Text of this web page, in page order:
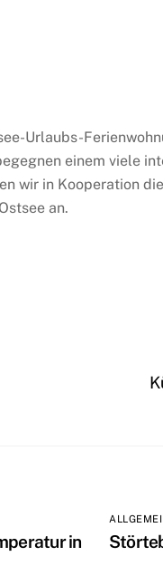
Urlaubs-
einem viele
wir in Kooperation
an.
in